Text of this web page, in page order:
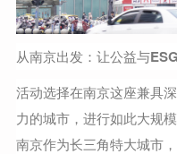
从南京出发：让公益与
活动选择在南京这座兼具
力的城市，进行如此大规
南京作为长三角特大城市